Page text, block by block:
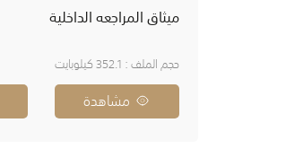
ميثاق المراجعه الداخلية
حجم الملف : 352.1 كيلوبايت
مشاهدة